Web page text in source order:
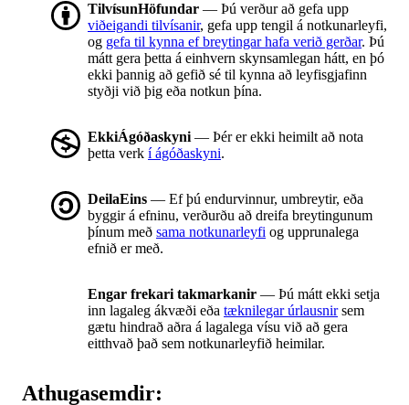
TilvísunHöfundar — Þú verður að gefa upp
viðeigandi tilvísanir, gefa upp tengil á notkunarleyfi,
og gefa til kynna ef breytingar hafa verið gerðar. Þú
mátt gera þetta á einhvern skynsamlegan hátt, en þó
ekki þannig að gefið sé til kynna að leyfisgjafinn
styðji við þig eða notkun þína.
EkkiÁgóðaskyni — Þér er ekki heimilt að nota
þetta verk í ágóðaskyni.
DeilaEins — Ef þú endurvinnur, umbreytir, eða
byggir á efninu, verðurðu að dreifa breytingunum
þínum með sama notkunarleyfi og upprunalega
efnið er með.
Engar frekari takmarkanir — Þú mátt ekki setja
inn lagaleg ákvæði eða tæknilegar úrlausnirsem
gætu hindrað aðra á lagalega vísu við að gera
eitthvað það sem notkunarleyfið heimilar.
Athugasemdir: